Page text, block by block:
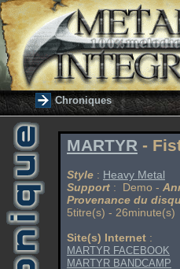
Chroniques
MARTYR -
Style : Heavy Metal
Support : Demo -
Provenance du
5titre(s) - 26minute(s)
Site(s) Internet :
MARTYR FACEBOOK
MARTYR BANDCAMP